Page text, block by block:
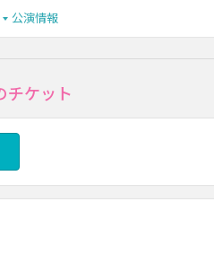
公演情報
チケット